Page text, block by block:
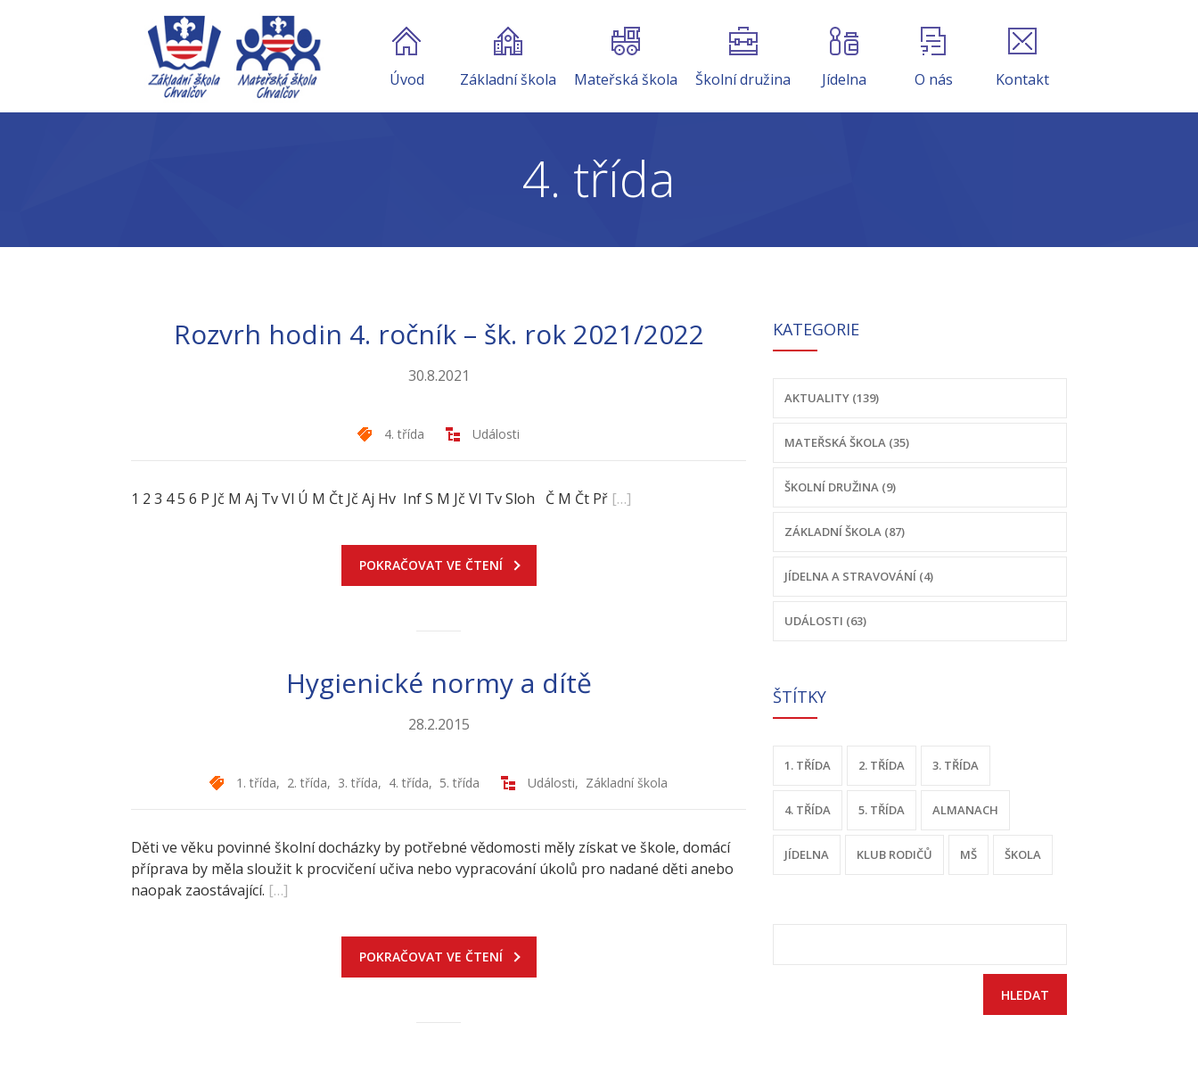
Úvod Základní škola Mateřská škola Školní družina Jídelna O nás Kontakt
4. třída
Rozvrh hodin 4. ročník – šk. rok 2021/2022
30.8.2021
4. třída Události
1 2 3 4 5 6 P Jč M Aj Tv Vl Ú M Čt Jč Aj Hv Inf S M Jč Vl Tv Sloh Č M Čt Př […]
POKRAČOVAT VE ČTENÍ
Hygienické normy a dítě
28.2.2015
1. třída, 2. třída, 3. třída, 4. třída, 5. třída Události, Základní škola
Děti ve věku povinné školní docházky by potřebné vědomosti měly získat ve škole, domácí
příprava by měla sloužit k procvičení učiva nebo vypracování úkolů pro nadané děti anebo
naopak zaostávající. […]
POKRAČOVAT VE ČTENÍ
KATEGORIE
AKTUALITY (139)
MATEŘSKÁ ŠKOLA (35)
ŠKOLNÍ DRUŽINA (9)
ZÁKLADNÍ ŠKOLA (87)
JÍDELNA A STRAVOVÁNÍ (4)
UDÁLOSTI (63)
ŠTÍTKY
1. TŘÍDA 2. TŘÍDA 3. TŘÍDA
4. TŘÍDA 5. TŘÍDA ALMANACH
JÍDELNA KLUB RODIČŮ MŠ ŠKOLA